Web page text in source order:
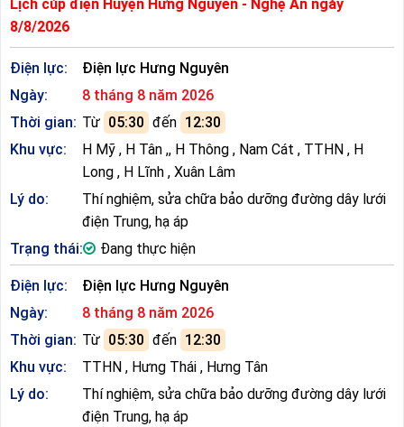
Lịch cúp điện Huyện Hưng Nguyên - Nghệ An ngày
8/8/2026
Điện lực:
Điện lực Hưng Nguyên
Ngày:
8 tháng 8 năm 2026
Thời gian: Từ 05:30 đến 12:30
Khu vực:
H Mỹ , H Tân ,, H Thông , Nam Cát , TTHN , H
Long , H Lĩnh , Xuân Lâm
Lý do:
Thí nghiệm, sửa chữa bảo dưỡng đường dây lưới
điện Trung, hạ áp
Trạng thái:
Đang thực hiện
Điện lực:
Điện lực Hưng Nguyên
Ngày:
8 tháng 8 năm 2026
Thời gian: Từ 05:30 đến 12:30
Khu vực:
TTHN , Hưng Thái , Hưng Tân
Lý do:
Thí nghiệm, sửa chữa bảo dưỡng đường dây lưới
điện Trung, hạ áp